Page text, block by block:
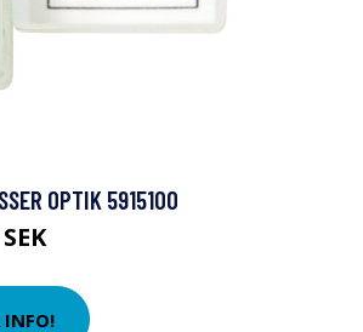
OPTIK 5915100
INFO!